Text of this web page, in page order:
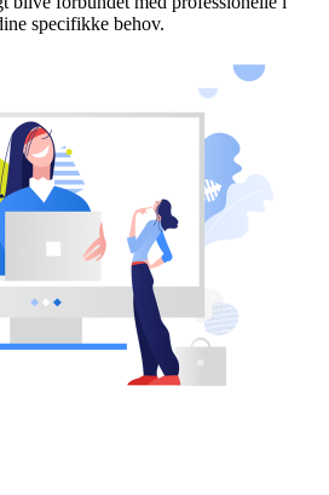
specifikke behov.